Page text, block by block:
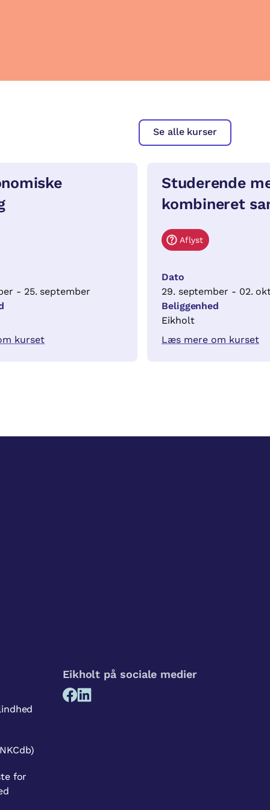
Se alle kurser
- 25. september
kurset
Studerende
kombineret
Aflyst
Dato
29. september - 02.
Beliggenhed
Eikholt
Læs mere om kurset
for
Eikholt på sociale medier